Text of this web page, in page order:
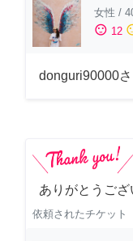
女性 /
sentiment_satisfied 12
donguri90000
ありがとうござ
依頼されたチケット